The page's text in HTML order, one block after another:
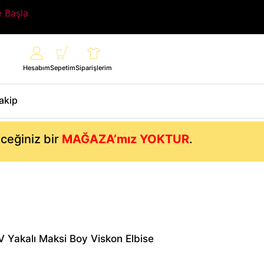
Başla
HesabımSepetimSiparişlerim
bir MAĞAZA’mız YOKTUR.
Yakalı Maksi Boy Viskon Elbise